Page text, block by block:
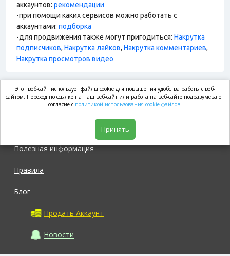
аккаунтов: рекомендации
-при помощи каких сервисов можно работать с
аккаунтами: подборка
-для продвижения также могут пригодиться: Накрутка
подписчиков, Накрутка лайков, Накрутка комментариев,
Накрутка просмотров видео
market.com
Полезная информация
Правила
Блог
Продать Аккаунт
Новости
Этот веб-сайт использует файлы cookie для повышения удобства работы с веб-
сайтом. Переход по ссылке на наш веб-сайт или работа на веб-сайте подразумевают
согласие с политикой использования cookie файлов.
Принять